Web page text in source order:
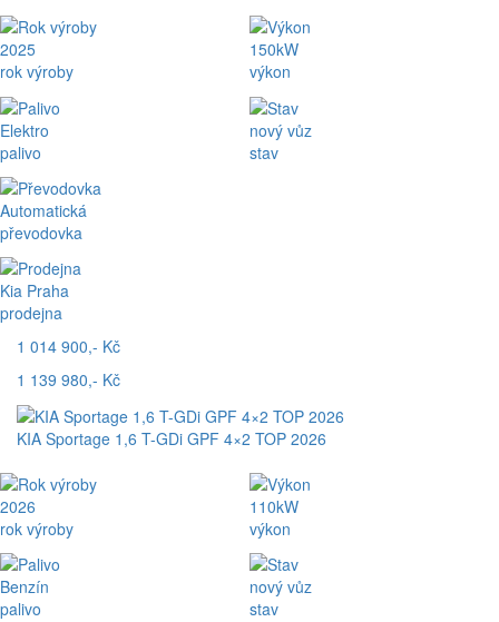
2025
rok výroby
Elektro
palivo
Automatická
převodovka
Kia Praha
prodejna
150kW
výkon
nový vůz
stav
1 014 900,- Kč
1 139 980,- Kč
KIA Sportage 1,6 T-GDi GPF 4×2 TOP 2026
2026
rok výroby
Benzín
palivo
110kW
výkon
nový vůz
stav